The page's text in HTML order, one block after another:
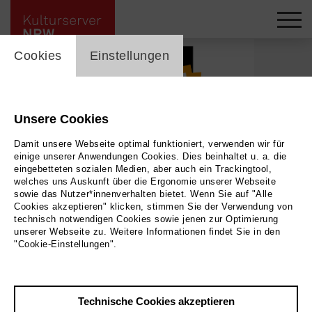
Folkwang Konzertexamen
cookie_layer
Cookies Einstellungen
Unsere Cookies
Damit unsere Webseite optimal funktioniert, verwenden wir für
einige unserer Anwendungen Cookies. Dies beinhaltet u. a. die
eingebetteten sozialen Medien, aber auch ein Trackingtool,
welches uns Auskunft über die Ergonomie unserer Webseite
sowie das Nutzer*innenverhalten bietet. Wenn Sie auf "Alle
Cookies akzeptieren" klicken, stimmen Sie der Verwendung von
technisch notwendigen Cookies sowie jenen zur Optimierung
unserer Webseite zu. Weitere Informationen findet Sie in den
"Cookie-Einstellungen".
Technische Cookies akzeptieren